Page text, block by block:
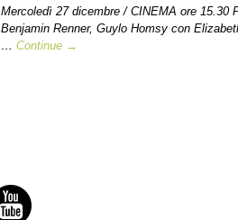
Mercoledì 27 dicembre / CINEMA ore 15.30
Benjamin Renner, Guylo Homsy con
… Continue →